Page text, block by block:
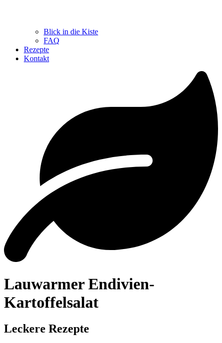
Blick in die Kiste
FAQ
Rezepte
Kontakt
Lauwarmer Endivien-
Kartoffelsalat
Leckere Rezepte